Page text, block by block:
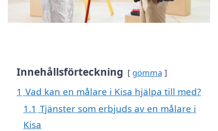
Innehållsförteckning gömma
1 Vad kan en målare i Kisa hjälpa till med?
1.1 Tjänster som erbjuds av en målare i
Kisa